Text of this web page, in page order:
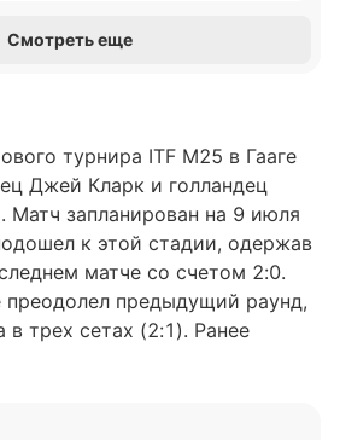
Смотреть еще
турнира ITF M25 в Гааге
Джей Кларк и голландец
Матч запланирован на 9 июля
к этой стадии, одержав
матче со счетом 2:0.
предыдущий раунд,
в трех сетах (2:1). Ранее
в рейтинге ATP, Пардекопер